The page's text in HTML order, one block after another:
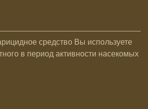
средство Вы используете
в период активности насекомых